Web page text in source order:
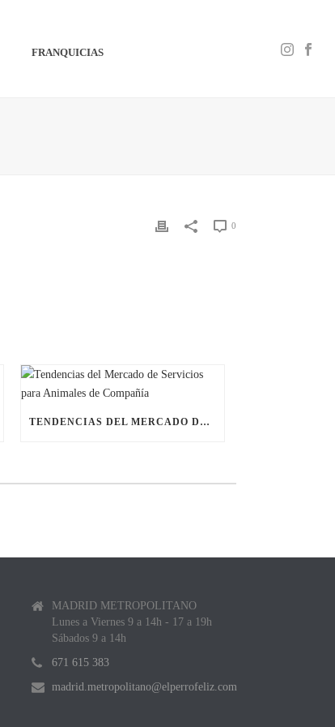
FRANQUICIAS
0
TENDENCIAS DEL MERCADO DE SERVICIOS PARA ANIMALES DE COMPAÑÍA
MADRID METROPOLITANO
Lunes a Viernes 9 a 14h - 17 a 19h
Sábados 9 a 14h
671 615 383
madrid.metropolitano@elperrofeliz.com